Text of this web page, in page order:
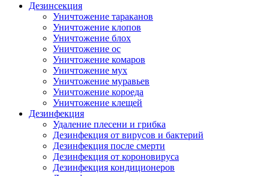
Дезинсекция
Уничтожение тараканов
Уничтожение клопов
Уничтожение блох
Уничтожение ос
Уничтожение комаров
Уничтожение мух
Уничтожение муравьев
Уничтожение короеда
Уничтожение клещей
Дезинфекция
Удаление плесени и грибка
Дезинфекция от вирусов и бактерий
Дезинфекция после смерти
Дезинфекция от короновируса
Дезинфекция кондиционеров